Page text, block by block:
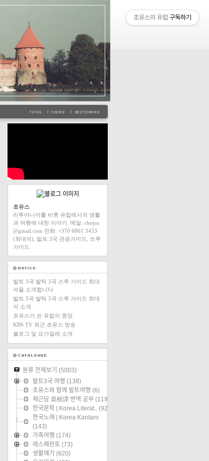
초유스
리투아니아를 비롯 유럽에서의 생활
과 여행에 대한 이야기. 메일: chojus
@gmail.com 전화: +370 6861 3453
(최대석), 발트 3국 관광가이드, 쓰루
가이드
발트 3국 발틱 3국 스루 가이드 최대
석을 소개합니다
발트 3국 발틱 3국 스루 가이드 최대
석 소개
초유스가 쓴 유럽의 중앙
KBS TV 최근 초유스 방송
블로그 및 요가일래 소개
분류 전체보기 (5003)
발트3국 여행 (138)
초유스와 함께 발트여행 (6)
채근담 菜根譚 번역 공부 (119)
한국문학 | Korea Literat.. (92)
한국노래 | Korea Kantaro
(143)
가족여행 (174)
에스페란토 (73)
생활얘기 (820)
초유스의 유럽 구독하기